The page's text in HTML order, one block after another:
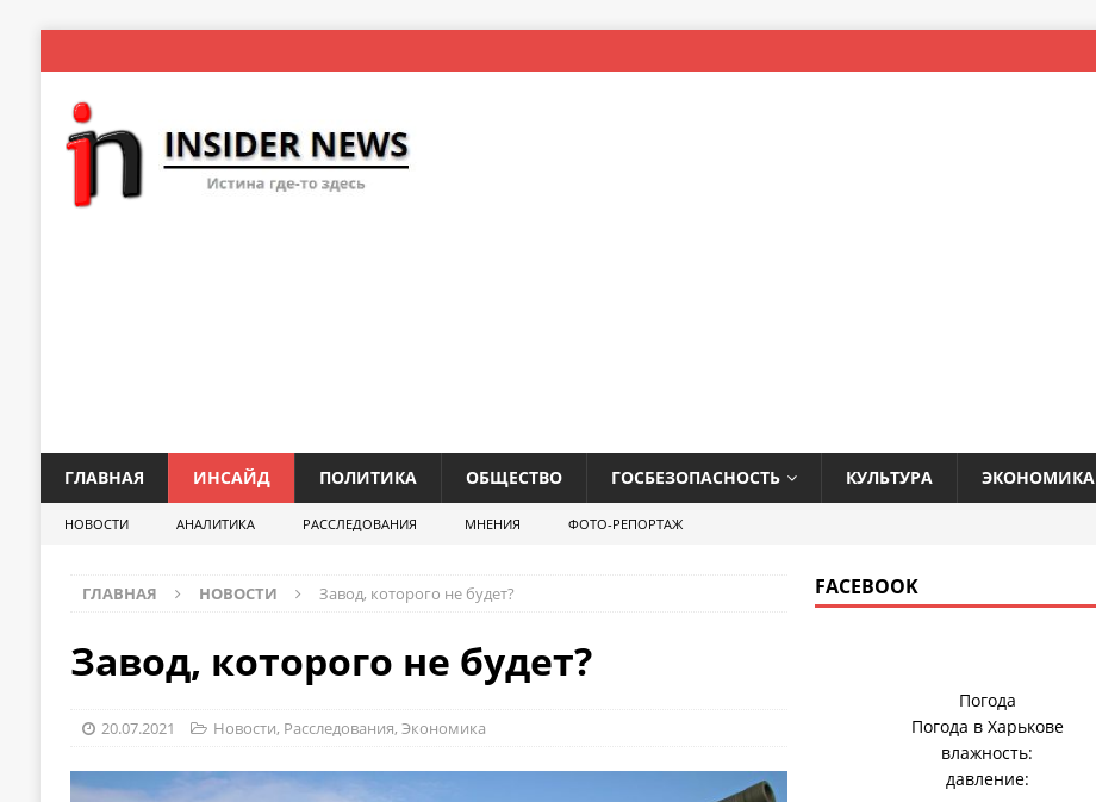
ГЛАВНАЯ ИНСАЙД ПОЛИТИКА ОБЩЕСТВО ГОСБЕЗОПАСНОСТЬ КУЛЬТУРА ЭКОНОМИКА
НОВОСТИ АНАЛИТИКА РАССЛЕДОВАНИЯ МНЕНИЯ ФОТО-РЕПОРТАЖ
ГЛАВНАЯ НОВОСТИ Завод, которого не будет?
Завод, которого не будет?
20.07.2021 Новости, Расследования, Экономика
FACEBOOK
Погода
Погода в Харькове
влажность:
давление: